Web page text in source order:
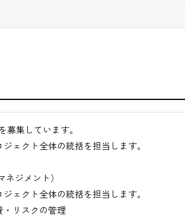
募集しています。
ェクト全体の統括を担当します。
ジメント）
ェクト全体の統括を担当します。
・リスクの管理